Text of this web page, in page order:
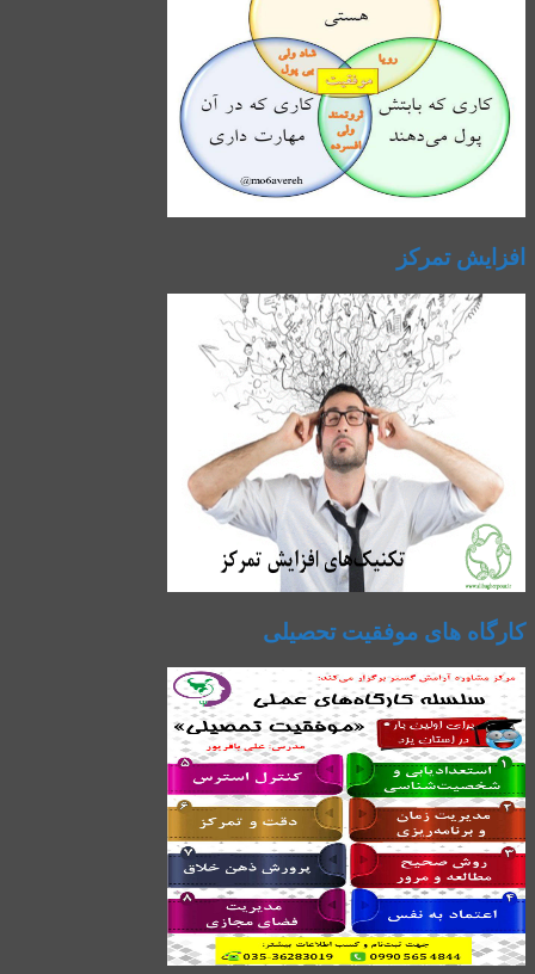
افزایش تمرکز
کارگاه های موفقیت تحصیلی